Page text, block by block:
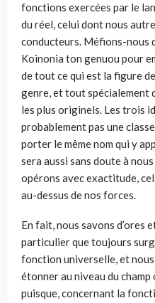
fonctions exercées par le
du réel, celui dont nous
conducteurs. Méfions-nous
Koinonia ton genuou pour
de tout ce qui est la figure
genre, et tout spécialement
les plus originels. Les trois
probablement pas une
porter le même nom qui y
sera aussi sans doute à
opérons avec exactitude,
au-dessus de nos forces.
En fait, nous savons d’ores
particulier que toujours
fonction universelle, et nous
étonner au niveau du champ
puisque, concernant la